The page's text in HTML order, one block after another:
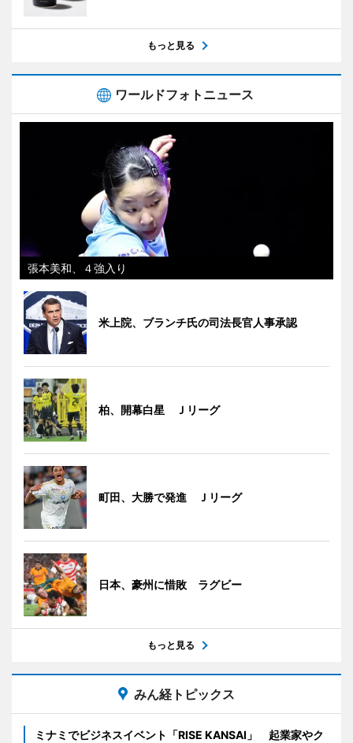
もっと見る
ワールドフォトニュース
張本美和、４強入り
米上院、ブランチ氏の司法長官人事承認
柏、開幕白星 Ｊリーグ
町田、大勝で発進 Ｊリーグ
日本、豪州に惜敗 ラグビー
もっと見る
みん経トピックス
ミナミでビジネスイベント「RISE KANSAI」 起業家やク